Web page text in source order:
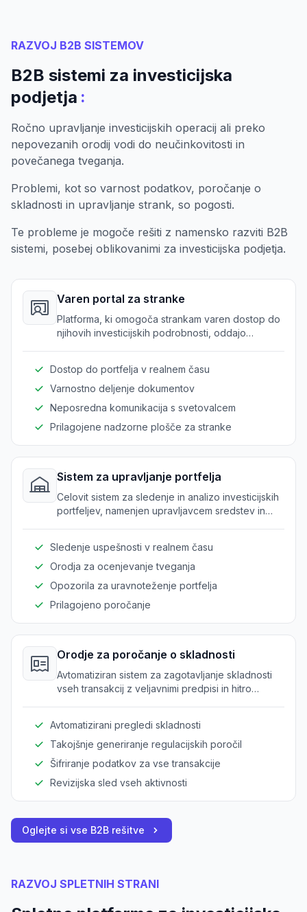
RAZVOJ B2B SISTEMOV
B2B sistemi za investicijska
podjetja :
Ročno upravljanje investicijskih operacij ali preko
nepovezanih orodij vodi do neučinkovitosti in
povečanega tveganja.
Problemi, kot so varnost podatkov, poročanje o
skladnosti in upravljanje strank, so pogosti.
Te probleme je mogoče rešiti z namensko razviti B2B
sistemi, posebej oblikovanimi za investicijska podjetja.
Varen portal za stranke
Platforma, ki omogoča strankam varen dostop do
njihovih investicijskih podrobnosti, oddajo
Dostop do portfelja v realnem času
Varnostno deljenje dokumentov
Neposredna komunikacija s svetovalcem
Prilagojene nadzorne plošče za stranke
Sistem za upravljanje portfelja
Celovit sistem za sledenje in analizo investicijskih
portfeljev, namenjen upravljavcem sredstev in
Sledenje uspešnosti v realnem času
Orodja za ocenjevanje tveganja
Opozorila za uravnoteženje portfelja
Prilagojeno poročanje
Orodje za poročanje o skladnosti
Avtomatiziran sistem za zagotavljanje skladnosti
vseh transakcij z veljavnimi predpisi in hitro
Avtomatizirani pregledi skladnosti
Takojšnje generiranje regulacijskih poročil
Šifriranje podatkov za vse transakcije
Revizijska sled vseh aktivnosti
Oglejte si vse B2B rešitve
RAZVOJ SPLETNIH STRANI